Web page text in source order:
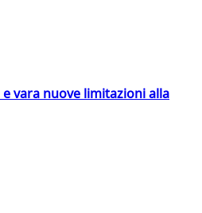
vara nuove limitazioni alla